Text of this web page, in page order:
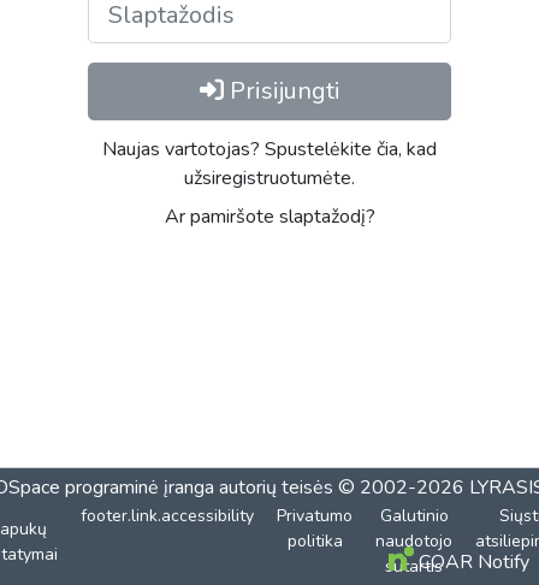
Prisijungti
Naujas vartotojas? Spustelėkite čia, kad
užsiregistruotumėte.
Ar pamiršote slaptažodį?
programinė įranga autorių teisės © 2002-2026
footer.link.accessibility
Privatumo
politika
Galutinio
naudotojo
sutartisCOAR Notify